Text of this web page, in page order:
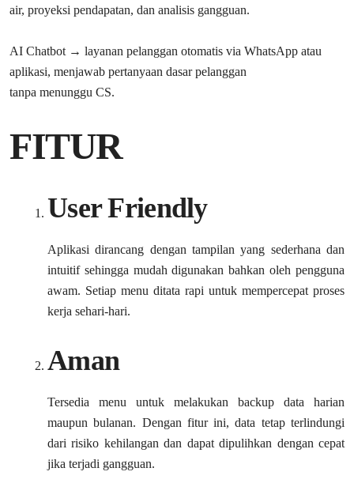
air, proyeksi pendapatan, dan analisis gangguan.
AI Chatbot → layanan pelanggan otomatis via WhatsApp atau
aplikasi, menjawab pertanyaan dasar pelanggan
tanpa menunggu CS.
FITUR
User Friendly
Aplikasi dirancang dengan tampilan yang sederhana dan
intuitif sehingga mudah digunakan bahkan oleh pengguna
awam. Setiap menu ditata rapi untuk mempercepat proses
kerja sehari-hari.
Aman
Tersedia menu untuk melakukan backup data harian
maupun bulanan. Dengan fitur ini, data tetap terlindungi
dari risiko kehilangan dan dapat dipulihkan dengan cepat
jika terjadi gangguan.